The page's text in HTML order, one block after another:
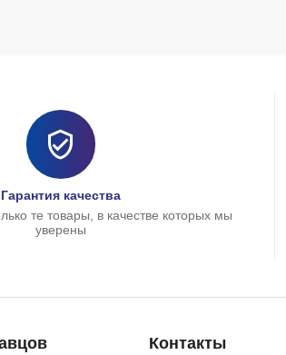
Гарантия качества
те товары, в качестве которых мы
уверены
Контакты